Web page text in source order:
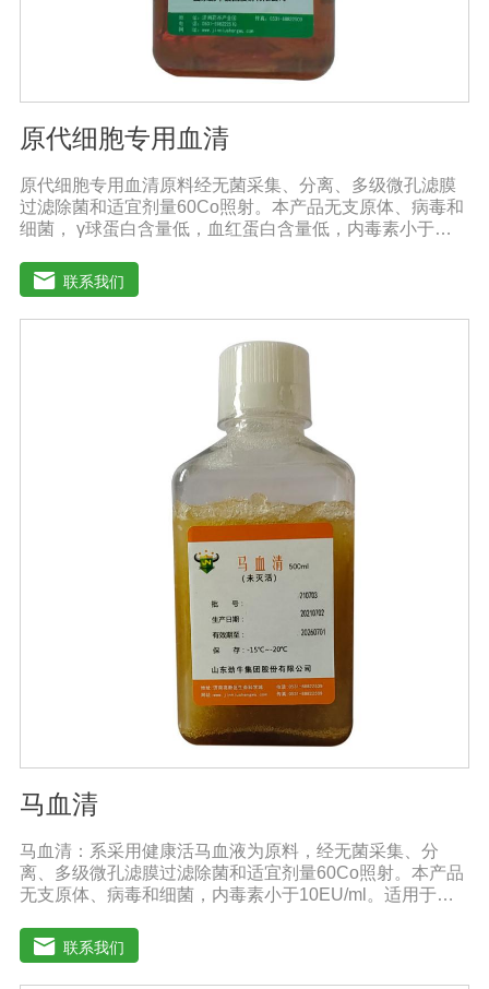
原代细胞专用血清
原代细胞专用血清原料经无菌采集、分离、多级微孔滤膜
过滤除菌和适宜剂量60Co照射。本产品无支原体、病毒和
细菌， γ球蛋白含量低，血红蛋白含量低，内毒素小于
的培养。质量标准：符合《中华人民共和国兽药典》2020
版质量标准。规格：100ml/瓶、250ml/瓶、500ml/瓶保
存：-15℃―-20℃有效期：5年注意事项：1、解冻：采用
逐步解冻法（ -20℃→2-8℃→ 室温），可减少沉淀的产生
使血清质量不会受到影响。
联系我们
马血清
马血清：系采用健康活马血液为原料，经无菌采集、分
离、多级微孔滤膜过滤除菌和适宜剂量60Co照射。本产品
无支原体、病毒和细菌，内毒素小于10EU/ml。适用于多
典》2020版质量标准。规格：500ml/瓶保
存：-15℃―-20℃有效期：5年注意事项：解冻：采用逐
步解冻法（ -20℃→2-8℃→ 室温），可减少沉淀的产生使
联系我们